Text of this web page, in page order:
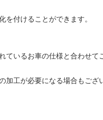
付けることができます。
いるお車の仕様と合わせて
工が必要になる場合もござ